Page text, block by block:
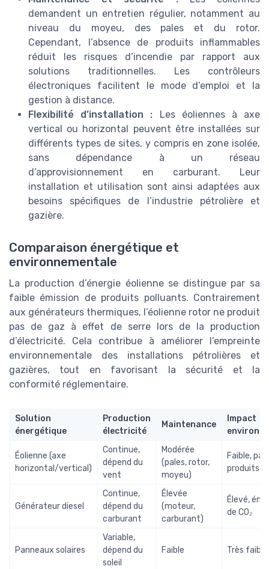
demandent un entretien régulier, notamment au
niveau du moyeu, des pales et du rotor.
Cependant, l’absence de produits inflammables
réduit les risques d’incendie par rapport aux
solutions traditionnelles. Les contrôleurs
électroniques facilitent le mode d’emploi et la
gestion à distance.
Flexibilité d’installation : Les éoliennes à axe
vertical ou horizontal peuvent être installées sur
différents types de sites, y compris en zone isolée,
sans dépendance à un réseau
d’approvisionnement en carburant. Leur
installation et utilisation sont ainsi adaptées aux
besoins spécifiques de l’industrie pétrolière et
gazière.
Comparaison énergétique et
environnementale
La production d’énergie éolienne se distingue par sa
faible émission de produits polluants. Contrairement
aux générateurs thermiques, l’éolienne rotor ne produit
pas de gaz à effet de serre lors de la production
d’électricité. Cela contribue à améliorer l’empreinte
environnementale des installations pétrolières et
gazières, tout en favorisant la sécurité et la
conformité réglementaire.
Solution
énergétique
Production
électricité
Maintenance
Impact
Éolienne (axe
horizontal/vertical)
Continue,
dépend du
vent
Modérée
(pales, rotor,
moyeu)
Faible,
produits
Générateur diesel
Continue,
dépend du
carburant
Élevée
(moteur,
carburant)
Élevé,
de CO₂
Panneaux solaires
Variable,
dépend du
soleil
Faible Très faible